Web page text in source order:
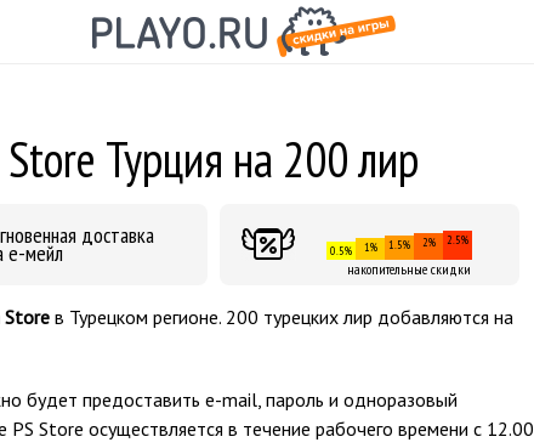
Турция на 200 лир
доставка
е-мейл 0.5% 1% 1.5% 2% 2.5%
накопительные скидки
Store в Турецком регионе. 200 турецких лир добавляются на
будет предоставить e-mail, пароль и одноразовый
Store осуществляется в течение рабочего времени с 12.00